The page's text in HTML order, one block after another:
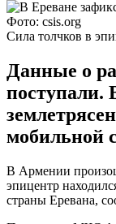
Фото: csis.org
Сила толчков в
Данные о
поступали.
мобильной
В Армении
эпицентр
страны Еревана,